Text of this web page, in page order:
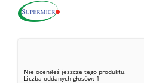
Nie oceniłeś jeszcze tego produktu.
Liczba oddanych głosów: 1